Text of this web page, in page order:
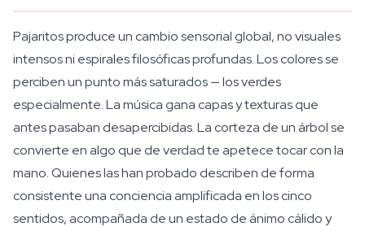
Pajaritos produce un cambio sensorial global, no visuales
intensos ni espirales filosóficas profundas. Los colores se
perciben un punto más saturados — los verdes
especialmente. La música gana capas y texturas que
antes pasaban desapercibidas. La corteza de un árbol se
convierte en algo que de verdad te apetece tocar con la
mano. Quienes las han probado describen de forma
consistente una conciencia amplificada en los cinco
sentidos, acompañada de un estado de ánimo cálido y